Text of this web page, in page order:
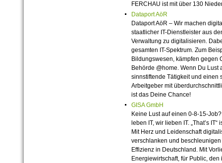
FERCHAU ist mit über 130
Dataport AöR
Dataport AöR – Wir machen
staatlicher IT-Dienstleister aus
Verwaltung zu digitalisieren.
gesamten IT-Spektrum. Zum
Bildungswesen, kämpfen gegen
Behörde @home. Wenn Du
sinnstiftende Tätigkeit und einen
Arbeitgeber mit
ist das Deine Chance!
GISA GmbH
Keine Lust auf einen 0-8-15-
leben IT, wir lieben IT. „That’s
Mit Herz und Leidenschaft
verschlanken und
Effizienz in Deutschland. Mit
Energiewirtschaft, für Public,